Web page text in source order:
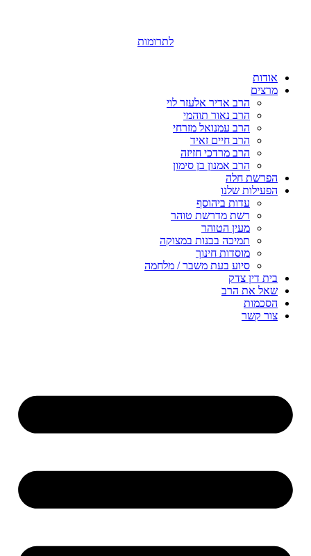
לתרומות
אודות
מרצים
הרב אדיר אלעזר לוי
הרב נאור תוהמי
הרב עמנואל מזרחי
הרב חיים זאיד
הרב מרדכי חזיזה
הרב אמנון בן סימון
הפרשת חלה
הפעילות שלנו
עדות ביהוסף
רשת מדרשת טוהר
מעין הטוהר
תמיכה בבנות במצוקה
מוסדות חינוך
סיוע בעת משבר / מלחמה
בית דין צדק
שאל את הרב
הסכמות
צור קשר